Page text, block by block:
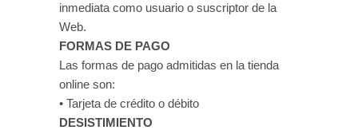
inmediata como usuario o suscriptor de la
Web.
FORMAS DE PAGO
Las formas de pago admitidas en la tienda
online son:
• Tarjeta de crédito o débito
DESISTIMIENTO